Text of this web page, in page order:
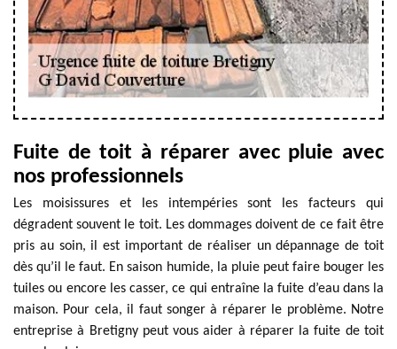
Fuite de toit à réparer avec pluie avec
nos professionnels
Les moisissures et les intempéries sont les facteurs qui
dégradent souvent le toit. Les dommages doivent de ce fait être
pris au soin, il est important de réaliser un dépannage de toit
dès qu’il le faut. En saison humide, la pluie peut faire bouger les
tuiles ou encore les casser, ce qui entraîne la fuite d’eau dans la
maison. Pour cela, il faut songer à réparer le problème. Notre
entreprise à Bretigny peut vous aider à réparer la fuite de toit